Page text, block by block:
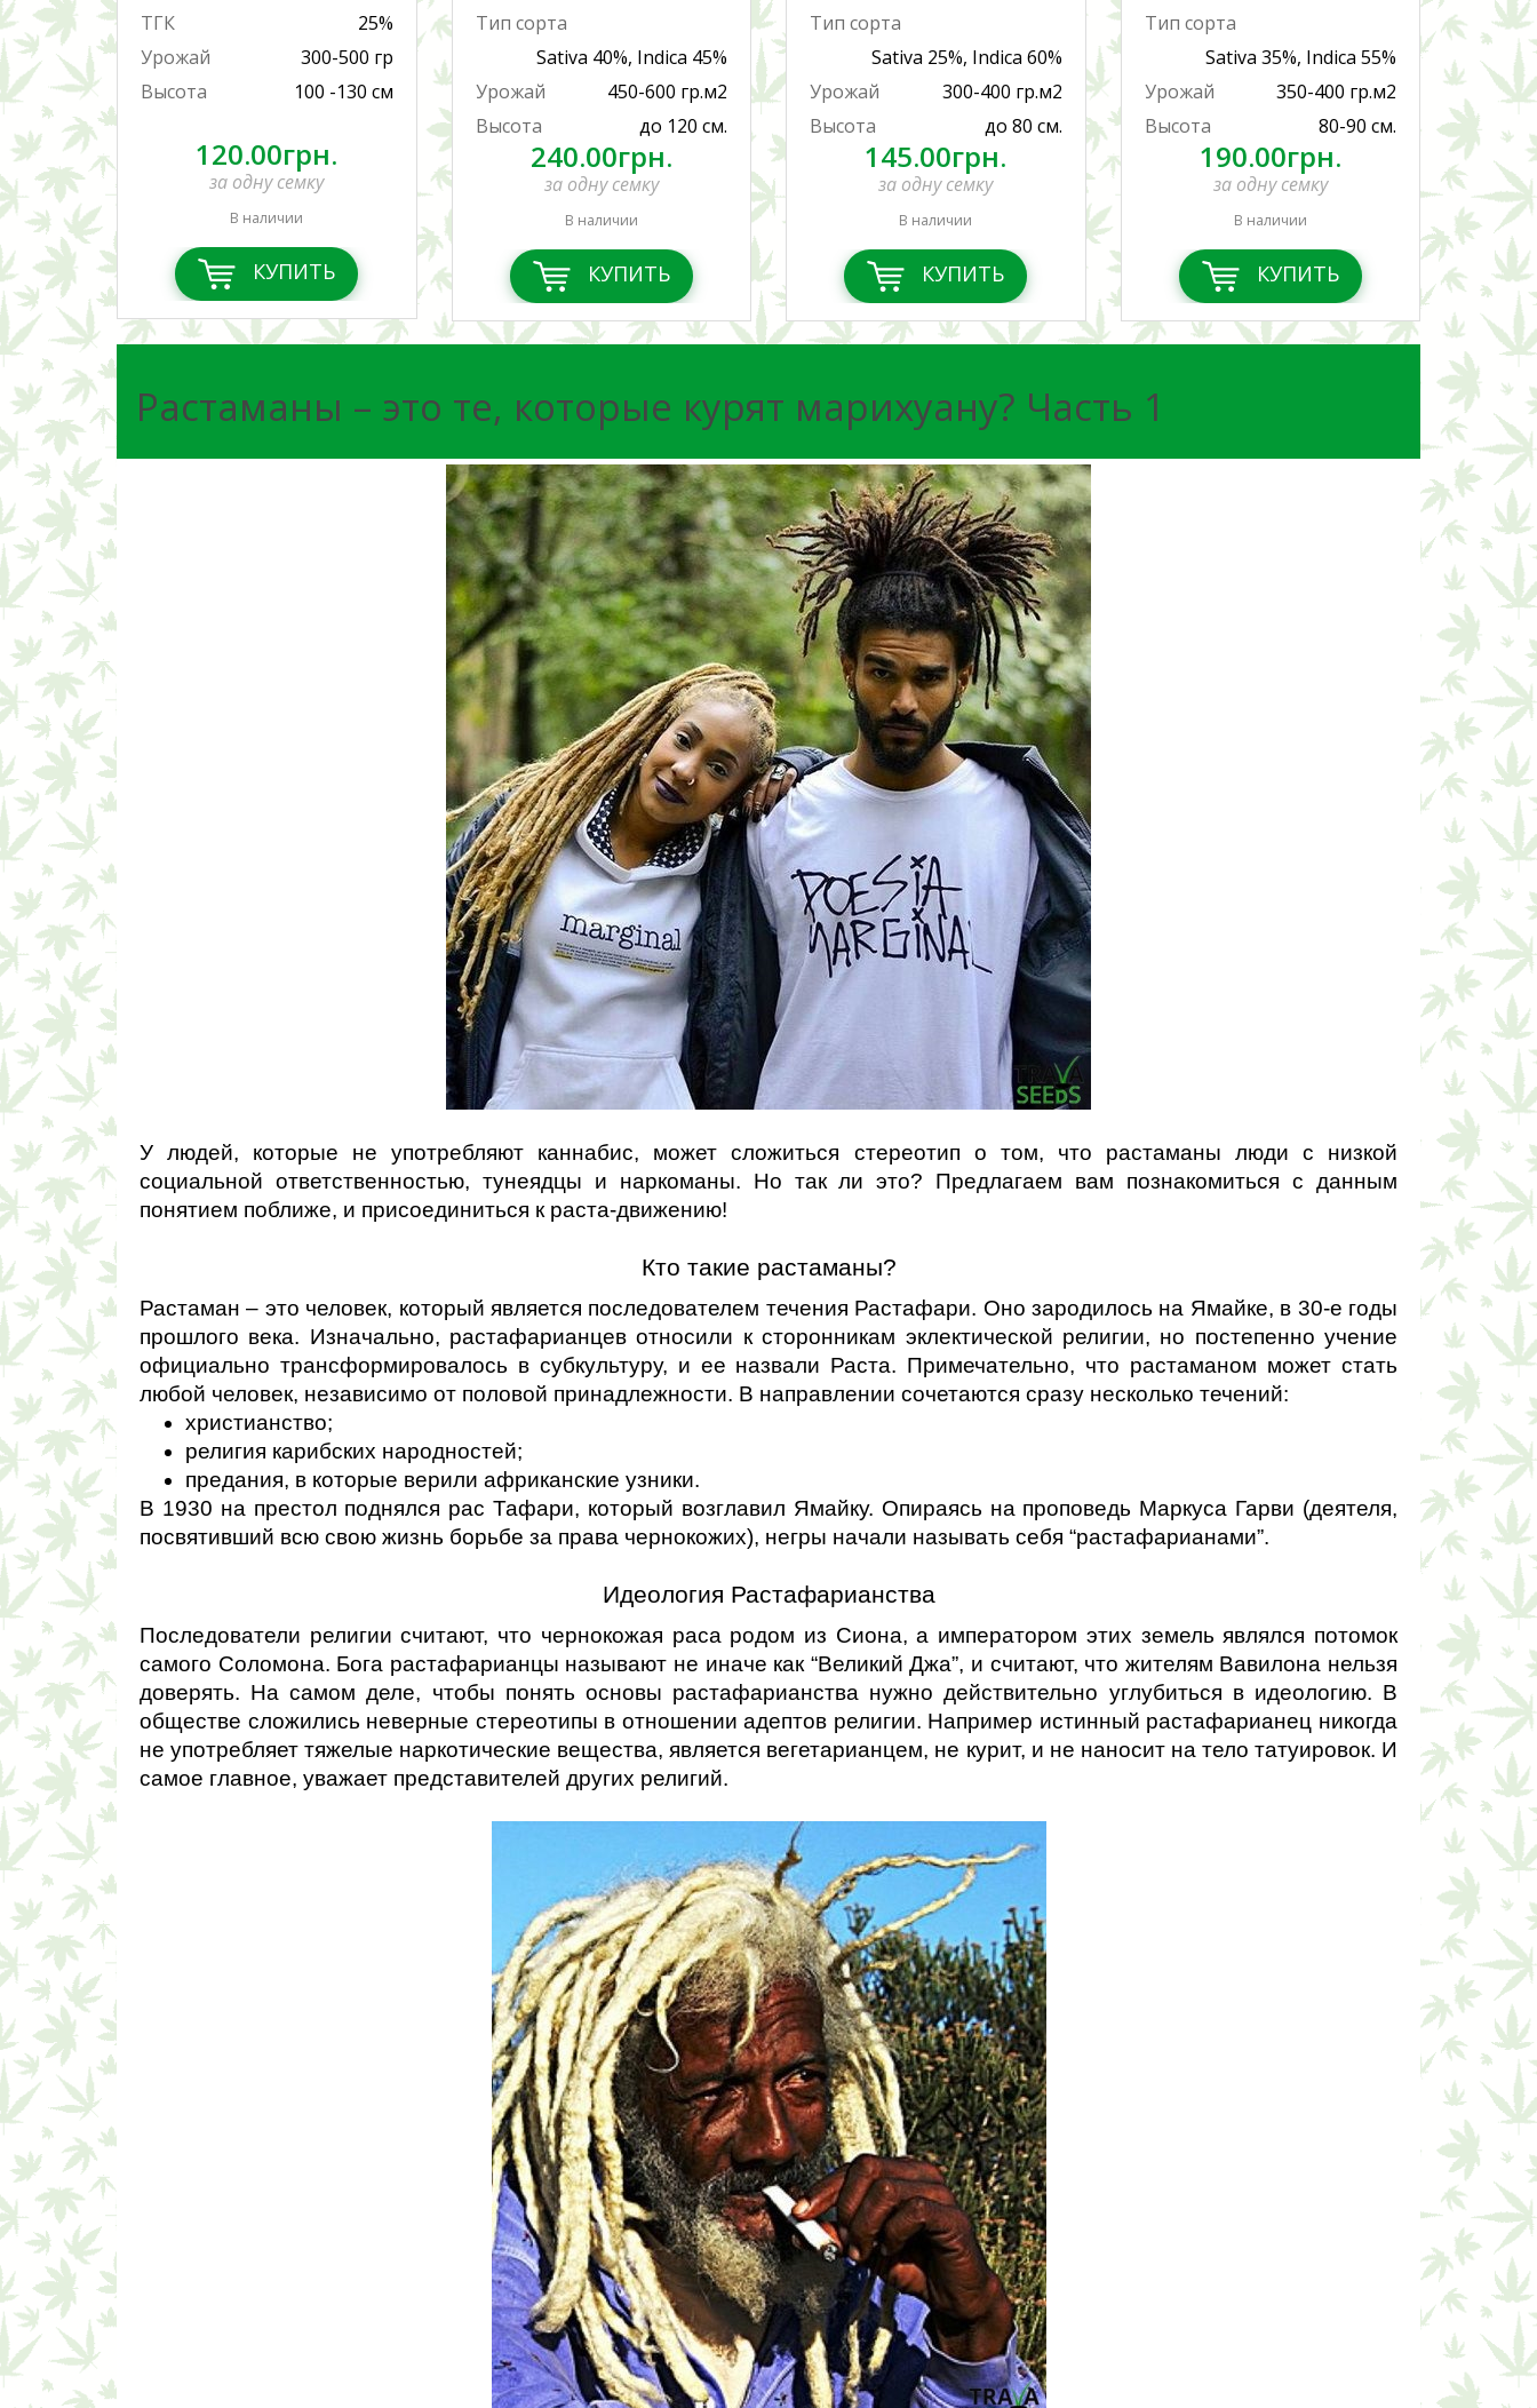
ТГК
25%
Урожай
300-500 гр
Высота
100 -130 см
120.00грн.
за одну семку
В наличии
КУПИТЬ
Тип сорта
Sativa 40%, Indica 45%
Урожай
450-600 гр.м2
Высота
до 120 см.
240.00грн.
за одну семку
В наличии
КУПИТЬ
Тип сорта
Sativa 25%, Indica 60%
Урожай
300-400 гр.м2
Высота
до 80 см.
145.00грн.
за одну семку
В наличии
КУПИТЬ
Тип сорта
Sativa 35%, Indica 55%
Урожай
350-400 гр.м2
Высота
80-90 см.
190.00грн.
за одну семку
В наличии
КУПИТЬ
Растаманы – это те, которые курят марихуану? Часть 1
У людей, которые не употребляют каннабис, может сложиться стереотип о том, что растаманы люди с низкой
социальной ответственностью, тунеядцы и наркоманы. Но так ли это? Предлагаем вам познакомиться с данным
понятием поближе, и присоединиться к раста-движению!
Кто такие растаманы?
Растаман – это человек, который является последователем течения Растафари. Оно зародилось на Ямайке, в 30-е годы
прошлого века. Изначально, растафарианцев относили к сторонникам эклектической религии, но постепенно учение
официально трансформировалось в субкультуру, и ее назвали Раста. Примечательно, что растаманом может стать
любой человек, независимо от половой принадлежности. В направлении сочетаются сразу несколько течений:
христианство;
религия карибских народностей;
предания, в которые верили африканские узники.
В 1930 на престол поднялся рас Тафари, который возглавил Ямайку. Опираясь на проповедь Маркуса Гарви (деятеля,
посвятивший всю свою жизнь борьбе за права чернокожих), негры начали называть себя “растафарианами”.
Идеология Растафарианства
Последователи религии считают, что чернокожая раса родом из Сиона, а императором этих земель являлся потомок
самого Соломона. Бога растафарианцы называют не иначе как “Великий Джа”, и считают, что жителям Вавилона нельзя
доверять. На самом деле, чтобы понять основы растафарианства нужно действительно углубиться в идеологию. В
обществе сложились неверные стереотипы в отношении адептов религии. Например истинный растафарианец никогда
не употребляет тяжелые наркотические вещества, является вегетарианцем, не курит, и не наносит на тело татуировок. И
самое главное, уважает представителей других религий.